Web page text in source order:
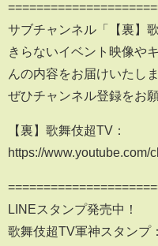
サブチャンネル「【裏】
きらないイベント映像や
んの内容をお届けいたしま
ぜひチャンネル登録をお
【裏】歌舞伎超TV：
https://
LINEスタンプ発売中！
歌舞伎超TV軍神スタンプ：